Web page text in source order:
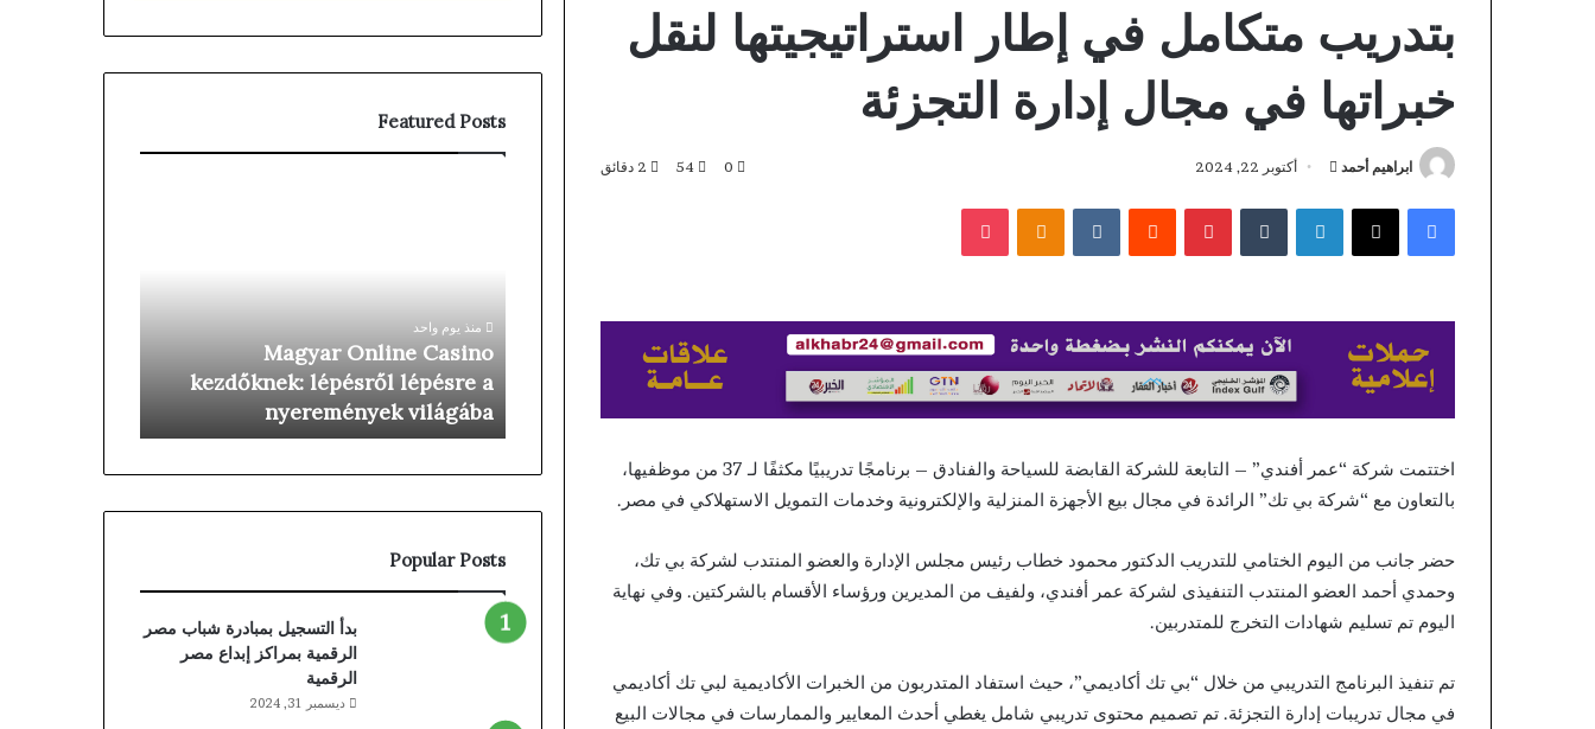
بتدريب متكامل في إطار استراتيجيتها لنقل
خبراتها في مجال إدارة التجزئة
ابراهيم أحمد
أرسل
إلكترونيا
أكتوبر 22, 2024 0
54
فيسبوكX لينكدإن بينتيريست Odnoklassniki
بوكيت
اختتمت شركة “عمر أفندي” – التابعة للشركة القابضة للسياحة والفنادق – برنامجًا تدريبيًا مكثفًا لـ 37 من موظفيها،
بالتعاون مع “شركة بي تك” الرائدة في مجال بيع الأجهزة المنزلية والإلكترونية وخدمات التمويل الاستهلاكي في مصر.
حضر جانب من اليوم الختامي للتدريب الدكتور محمود خطاب رئيس مجلس الإدارة والعضو المنتدب لشركة بي تك،
وحمدي أحمد العضو المنتدب التنفيذى لشركة عمر أفندي، ولفيف من المديرين ورؤساء الأقسام بالشركتين. وفي نهاية
اليوم تم تسليم شهادات التخرج للمتدربين.
تم تنفيذ البرنامج التدريبي من خلال “بي تك أكاديمي”، حيث استفاد المتدربون من الخبرات الأكاديمية لبي تك أكاديمي
في مجال تدريبات إدارة التجزئة. تم تصميم محتوى تدريبي شامل يغطي أحدث المعايير والممارسات في مجالات البيع
Featured Posts
Gamblers
JOIN
Smoothly
Through
Every
Gadget.
polski
Start
Frumzicasino
Handheld Gamblers JOIN The
Odiac Casino Smoothly Through
Every Gadget. – polski obszar
Start Winning Frumzicasino
في
الأحد
المقبل
منذ ساعة واحدة
مؤتمر مجلس الأعمال السعودي
التنزاني ينعقد في روتانا الأحد المقبل
nyeremények
világába
منذ يوم واحد
Magyar Online Casino
kezdőknek: lépésről lépésre a
nyeremények világába
Popular Posts
بدأ التسجيل بمبادرة شباب مصر
الرقمية بمراكز إبداع مصر
الرقمية
ديسمبر 31, 2024